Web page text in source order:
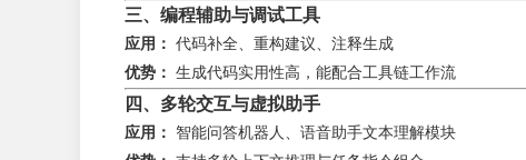
三、编程辅助与调试工具
应用： 代码补全、重构建议、注释生成
优势： 生成代码实用性高，能配合工具链工作流
四、多轮交互与虚拟助手
应用：
智能问答机器人、语音助手文本理解模块